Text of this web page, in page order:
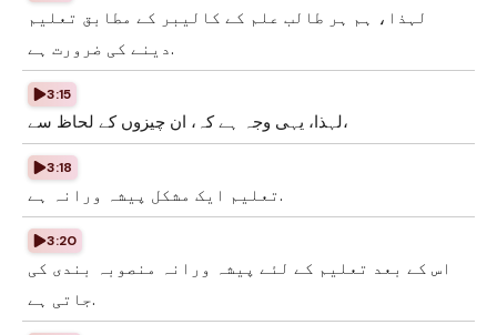
لہذا، ہم ہر طالب علم کے کالیبر کے مطابق تعلیم
دینے کی ضرورت ہے.
3:15
لہذا، یہی وجہ ہے کہ، ان چیزوں کے لحاظ سے،
3:18
تعلیم ایک مشکل پیشہ ورانہ ہے.
3:20
اس کے بعد تعلیم کے لئے پیشہ ورانہ منصوبہ بندی کی
جاتی ہے.